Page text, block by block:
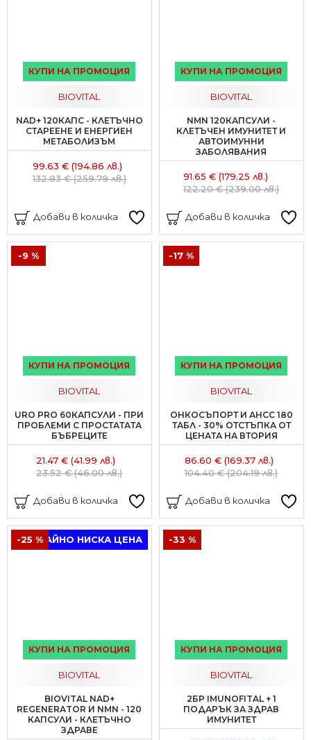
КУПИ НА ПРОМОЦИЯ
BIOVITAL
NAD+ 120КАПС - КЛЕТЪЧНО
СТАРЕЕНЕ И ЕНЕРГИЕН
МЕТАБОЛИЗЪМ
99.63 € (194.86 лв.)
132.83 € (259.79 лв.)
Добави в количка
КУПИ НА ПРОМОЦИЯ
BIOVITAL
NMN 120КАПСУЛИ -
КЛЕТЪЧЕН ИМУНИТЕТ И
АВТОИМУННИ
ЗАБОЛЯВАНИЯ
91.65 € (179.25 лв.)
122.20 € (239.00 лв.)
Добави в количка
КУПИ НА ПРОМОЦИЯ
-9 %
BIOVITAL
URO PRO 60КАПСУЛИ - ПРИ
ПРОБЛЕМИ С ПРОСТАТАТА
БЪБРЕЦИТЕ
21.47 € (41.99 лв.)
23.52 € (46.00 лв.)
Добави в количка
КУПИ НА ПРОМОЦИЯ
-17 %
BIOVITAL
ОНКОСЪПОРТ И АНСС 180
ТАБЛ - 30% ОТСТЪПКА ОТ
ЦЕНАТА НА ВТОРИЯ
86.60 € (169.37 лв.)
104.40 € (204.19 лв.)
Добави в количка
ТРАЙНО НИСКА ЦЕНА
КУПИ НА ПРОМОЦИЯ
-25 %
BIOVITAL
BIOVITAL NAD+
REGENERATOR И NMN - 120
КАПСУЛИ - КЛЕТЪЧНО
ЗДРАВЕ
КУПИ НА ПРОМОЦИЯ
-33 %
BIOVITAL
2БР IMUNOFITAL + 1
ПОДАРЪК ЗА ЗДРАВ
ИМУНИТЕТ